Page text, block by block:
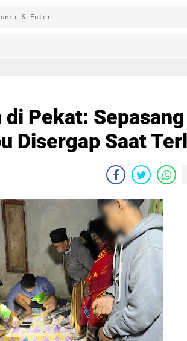
Pekat: Sepasang
Disergap Saat